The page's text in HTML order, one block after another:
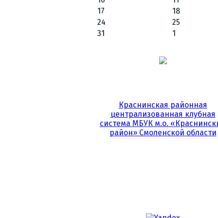
17
18
24
25
31
1
Краснинская районная
централизованная клубная
система МБУК м.о.
район» Смоленской области